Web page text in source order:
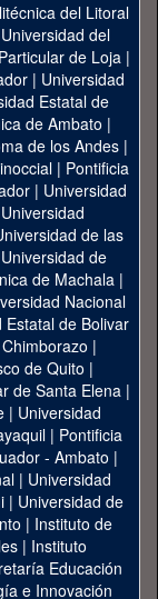
del Litoral
Universidad del
de Loja|
| Universidad
Estatal de
de Ambato |
de los Andes|
| Pontificia
| Universidad
Universidad
de las
Universidad de
de Machala|
Nacional
Estatal de Bolivar
|
de Quito |
de Santa Elena|
| Universidad
| Pontificia
- Ambato |
| Universidad
| Universidad de
| Instituto de
| Instituto
Educación
e Innovación